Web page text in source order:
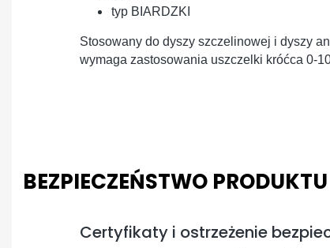
typ BIARDZKI
Stosowany do dyszy szczelinowej i dyszy
wymaga zastosowania uszczelki króćca 0-
BEZPIECZEŃSTWO PRODUKTU
Certyfikaty i ostrzeżenie